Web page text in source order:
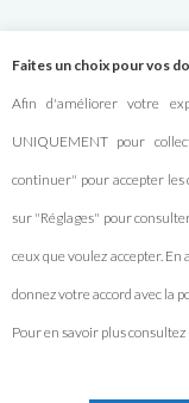
Qui sommes-
Nous
Mentions
Politique de
Faites un choix pour vos
Afin d'améliorer votre
UNIQUEMENT pour
continuer" pour accepter
sur "Réglages" pour
ceux que voulez accepter. En
donnez votre accord avec la
Pour en savoir plus